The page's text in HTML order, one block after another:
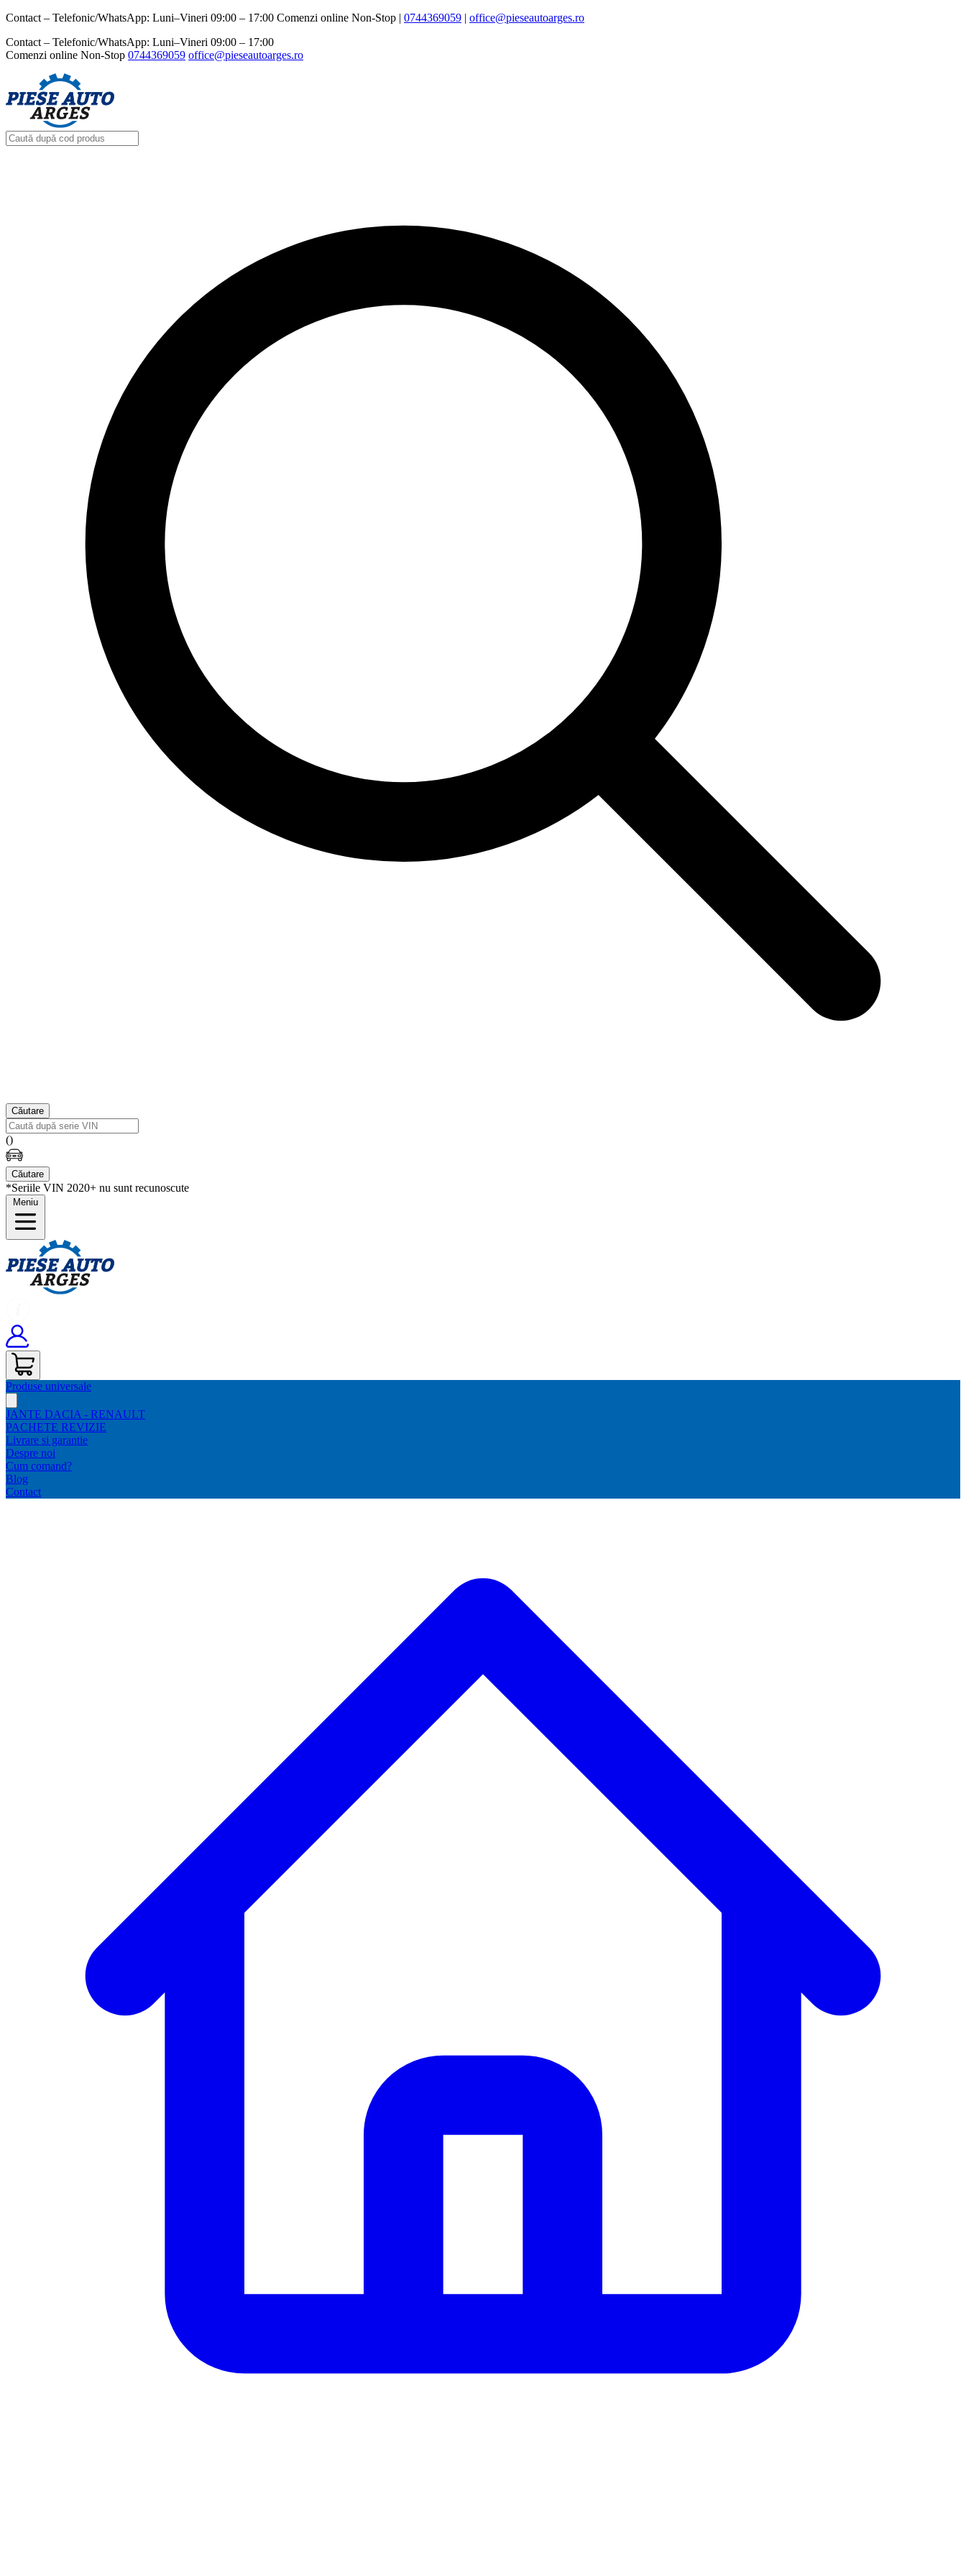
Contact – Telefonic/WhatsApp: Luni–Vineri 09:00 – 17:00 Comenzi online Non-Stop | 0744369059‬ | office@pieseautoarges.ro
Contact – Telefonic/WhatsApp: Luni–Vineri 09:00 – 17:00
Comenzi online Non-Stop 0744369059‬ office@pieseautoarges.ro
Căutare
()
Căutare
*Seriile VIN 2020+ nu sunt recunoscute
Meniu
Produse universale
JANTE DACIA - RENAULT
PACHETE REVIZIE
Livrare si garantie
Despre noi
Cum comand?
Blog
Contact